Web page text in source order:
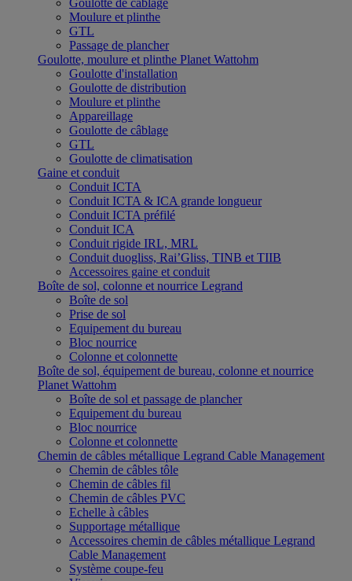
Goulotte de câblage
Moulure et plinthe
GTL
Passage de plancher
Goulotte, moulure et plinthe Planet Wattohm
Goulotte d'installation
Goulotte de distribution
Moulure et plinthe
Appareillage
Goulotte de câblage
GTL
Goulotte de climatisation
Gaine et conduit
Conduit ICTA
Conduit ICTA & ICA grande longueur
Conduit ICTA préfilé
Conduit ICA
Conduit rigide IRL, MRL
Conduit duogliss, Rai’Gliss, TINB et TIIB
Accessoires gaine et conduit
Boîte de sol, colonne et nourrice Legrand
Boîte de sol
Prise de sol
Equipement du bureau
Bloc nourrice
Colonne et colonnette
Boîte de sol, équipement de bureau, colonne et nourrice
Planet Wattohm
Boîte de sol et passage de plancher
Equipement du bureau
Bloc nourrice
Colonne et colonnette
Chemin de câbles métallique Legrand Cable Management
Chemin de câbles tôle
Chemin de câbles fil
Chemin de câbles PVC
Echelle à câbles
Supportage métallique
Accessoires chemin de câbles métallique Legrand
Cable Management
Système coupe-feu